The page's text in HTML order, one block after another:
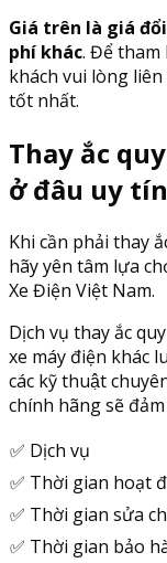
Giá trên là giá
phí khác. Để tham
khách vui lòng
tốt nhất.
Thay ắc
ở đâu uy
Khi cần phải thay
hãy yên tâm lựa
Xe Điện Việt Nam.
Dịch vụ thay ắc
xe máy điện khác
các kỹ thuật
chính hãng sẽ
✅ Dịch vụ
✅ Thời gian hoạt
✅ Thời gian sửa
✅ Thời gian bảo